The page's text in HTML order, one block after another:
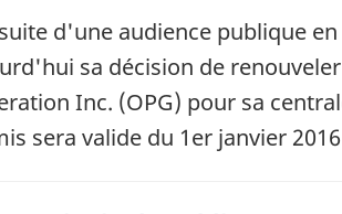
d'une audience publique
sa décision de
Inc. (OPG) pour sa
sera valide du 1er janvier